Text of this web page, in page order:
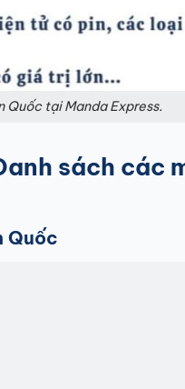
Quốc tại Manda Express.
sách các
Quốc